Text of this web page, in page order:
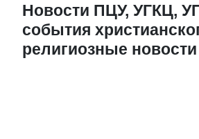
Новости ПЦУ, УГКЦ,
события
религиозные